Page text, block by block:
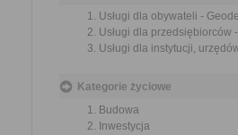
Usługi dla obywateli -
Usługi dla
Usługi dla instytucji,
Kategorie życiowe
Budowa
Inwestycja